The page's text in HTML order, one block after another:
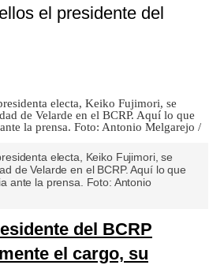
el presidente del
electa, Keiko Fujimori, se
de Velarde en el BCRP. Aquí lo que
ante la prensa. Foto: Antonio
del BCRP
el cargo, su